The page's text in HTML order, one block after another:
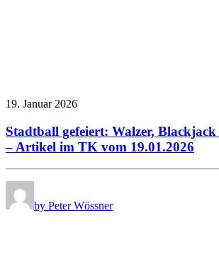
19. Januar 2026
Stadtball gefeiert: Walzer,
– Artikel im TK vom 19.01.2026
by Peter Wössner